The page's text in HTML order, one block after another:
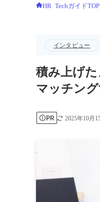
HR TechガイドTOP
インタビュー
積み上げ
マッチン
PR 2025年10月